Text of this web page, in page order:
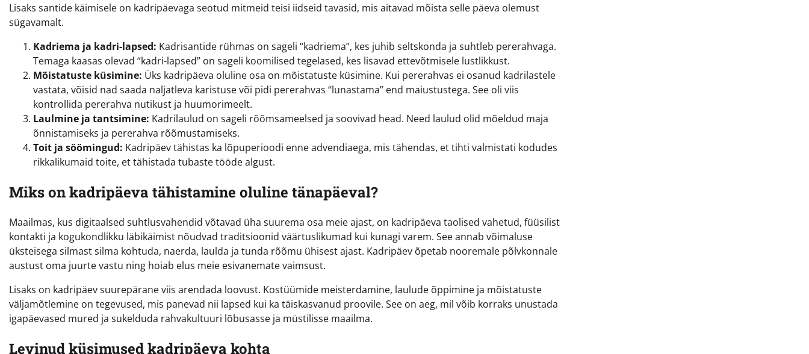
Lisaks santide käimisele on kadripäevaga seotud mitmeid teisi iidseid tavasid, mis aitavad mõista selle päeva olemust
sügavamalt.
Kadriema ja kadri-lapsed: Kadrisantide rühmas on sageli “kadriema”, kes juhib seltskonda ja suhtleb pererahvaga.
Temaga kaasas olevad “kadri-lapsed” on sageli koomilised tegelased, kes lisavad ettevõtmisele lustlikkust.
Mõistatuste küsimine: Üks kadripäeva oluline osa on mõistatuste küsimine. Kui pererahvas ei osanud kadrilastele
vastata, võisid nad saada naljatleva karistuse või pidi pererahvas “lunastama” end maiustustega. See oli viis
kontrollida pererahva nutikust ja huumorimeelt.
Laulmine ja tantsimine: Kadrilaulud on sageli rõõmsameelsed ja soovivad head. Need laulud olid mõeldud maja
õnnistamiseks ja pererahva rõõmustamiseks.
Toit ja söömingud: Kadripäev tähistas ka lõpuperioodi enne advendiaega, mis tähendas, et tihti valmistati kodudes
rikkalikumaid toite, et tähistada tubaste tööde algust.
Miks on kadripäeva tähistamine oluline tänapäeval?
Maailmas, kus digitaalsed suhtlusvahendid võtavad üha suurema osa meie ajast, on kadripäeva taolised vahetud, füüsilist
kontakti ja kogukondlikku läbikäimist nõudvad traditsioonid väärtuslikumad kui kunagi varem. See annab võimaluse
üksteisega silmast silma kohtuda, naerda, laulda ja tunda rõõmu ühisest ajast. Kadripäev õpetab nooremale põlvkonnale
austust oma juurte vastu ning hoiab elus meie esivanemate vaimsust.
Lisaks on kadripäev suurepärane viis arendada loovust. Kostüümide meisterdamine, laulude õppimine ja mõistatuste
väljamõtlemine on tegevused, mis panevad nii lapsed kui ka täiskasvanud proovile. See on aeg, mil võib korraks unustada
igapäevased mured ja sukelduda rahvakultuuri lõbusasse ja müstilisse maailma.
Levinud küsimused kadripäeva kohta